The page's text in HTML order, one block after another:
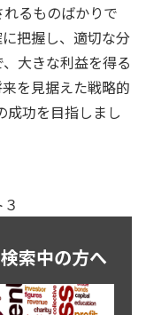
るものばかりで
把握し、適切な分
大きな利益を得る
を見据えた戦略的
成功を目指しまし
索中の方へ